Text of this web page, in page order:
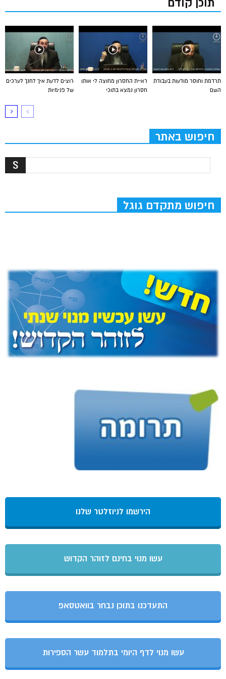
תוכן קודם
רוצים לדעת איך לחנך לערכים
של פנימיות
ראיית החסרון מחוצה לי אותו
חסרון נמצא בתוכי
תרדמת וחוסר מודעות בעבודת
השם
חיפוש באתר
חיפוש מתקדם גוגל
הירשמו לניוזלטר שלנו
עשו מנוי בחינם לזוהר הקדוש
התעדכנו בתוכן נבחר בוואטסאפ
עשו מנוי לדף היומי בתלמוד עשר הספירות